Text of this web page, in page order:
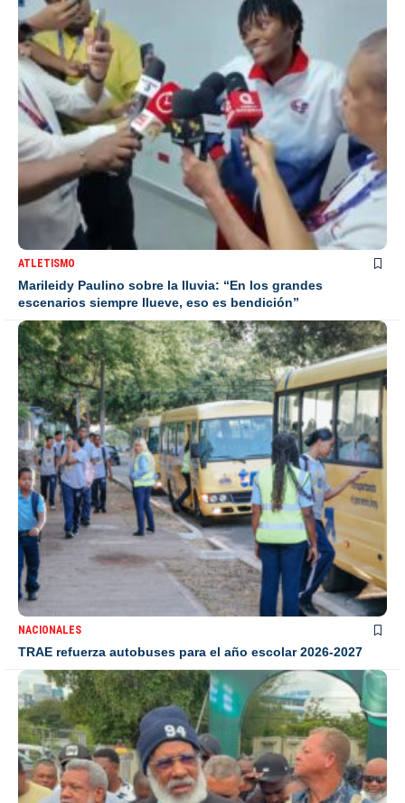
ATLETISMO
Marileidy Paulino sobre la lluvia: “En los grandes
escenarios siempre llueve, eso es bendición”
NACIONALES
TRAE refuerza autobuses para el año escolar 2026-2027